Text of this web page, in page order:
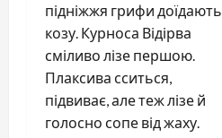
підніжжя грифи доїдають
козу. Курноса Відірва
сміливо лізе першою.
Плаксива сситься,
підвиває, але теж лізе й
голосно сопе від жаху.